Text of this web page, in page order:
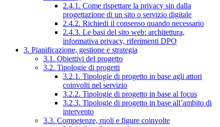
2.4.1. Come rispettare la privacy sin dalla
progettazione di un sito o servizio digitale
2.4.2. Richiedi il consenso quando necessario
2.4.3. Le basi del sito web: architettura,
informativa privacy, riferimenti DPO
3. Pianificazione, gestione e strategia
3.1. Obiettivi del progetto
3.2. Tipologie di progetti
3.2.1. Tipologie di progetto in base agli attori
coinvolti nel servizio
3.2.2. Tipologie di progetto in base al focus
3.2.3. Tipologie di progetto in base all’ambito di
intervento
3.3. Competenze, ruoli e figure coinvolte